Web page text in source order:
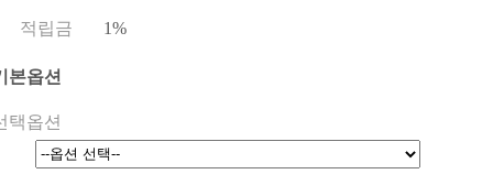
적립금 1%
본옵션
택옵션